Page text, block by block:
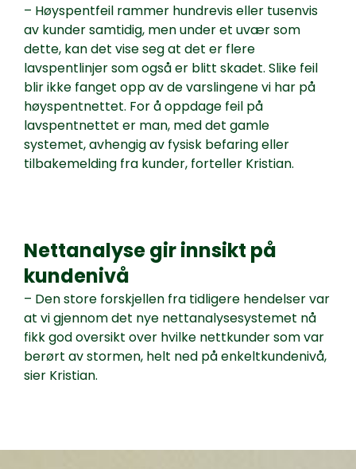
– Høyspentfeil rammer hundrevis eller tusenvis
av kunder samtidig, men under et uvær som
dette, kan det vise seg at det er flere
lavspentlinjer som også er blitt skadet. Slike feil
blir ikke fanget opp av de varslingene vi har på
høyspentnettet. For å oppdage feil på
lavspentnettet er man, med det gamle
systemet, avhengig av fysisk befaring eller
tilbakemelding fra kunder, forteller Kristian.
Nettanalyse gir innsikt på
kundenivå
– Den store forskjellen fra tidligere hendelser var
at vi gjennom det nye nettanalysesystemet nå
fikk god oversikt over hvilke nettkunder som var
berørt av stormen, helt ned på enkeltkundenivå,
sier Kristian.